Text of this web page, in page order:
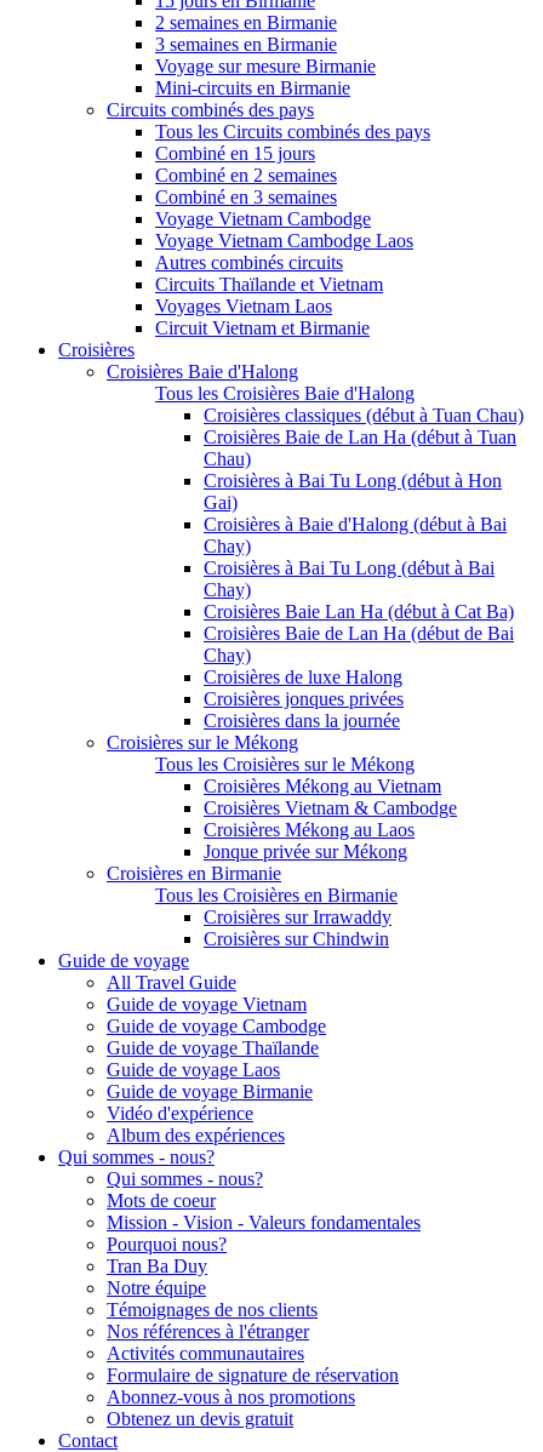
2 semaines en Birmanie
3 semaines en Birmanie
Voyage sur mesure Birmanie
Mini-circuits en Birmanie
Circuits combinés des pays
Tous les Circuits combinés des pays
Combiné en 15 jours
Combiné en 2 semaines
Combiné en 3 semaines
Voyage Vietnam Cambodge
Voyage Vietnam Cambodge Laos
Autres combinés circuits
Circuits Thaïlande et Vietnam
Voyages Vietnam Laos
Circuit Vietnam et Birmanie
Croisières
Croisières Baie d'Halong
Tous les Croisières Baie d'Halong
Croisières classiques (début à Tuan Chau)
Croisières Baie de Lan Ha (début à Tuan
Chau)
Croisières à Bai Tu Long (début à Hon
Gai)
Croisières à Baie d'Halong (début à Bai
Chay)
Croisières à Bai Tu Long (début à Bai
Chay)
Croisières Baie Lan Ha (début à Cat Ba)
Croisières Baie de Lan Ha (début de Bai
Chay)
Croisières de luxe Halong
Croisières jonques privées
Croisières dans la journée
Croisières sur le Mékong
Tous les Croisières sur le Mékong
Croisières Mékong au Vietnam
Croisières Vietnam & Cambodge
Croisières Mékong au Laos
Jonque privée sur Mékong
Croisières en Birmanie
Tous les Croisières en Birmanie
Croisières sur Irrawaddy
Croisières sur Chindwin
Guide de voyage
All Travel Guide
Guide de voyage Vietnam
Guide de voyage Cambodge
Guide de voyage Thaïlande
Guide de voyage Laos
Guide de voyage Birmanie
Vidéo d'expérience
Album des expériences
Qui sommes - nous?
Qui sommes - nous?
Mots de coeur
Mission - Vision - Valeurs fondamentales
Pourquoi nous?
Tran Ba Duy
Notre équipe
Témoignages de nos clients
Nos références à l'étranger
Activités communautaires
Formulaire de signature de réservation
Abonnez-vous à nos promotions
Obtenez un devis gratuit
Contact